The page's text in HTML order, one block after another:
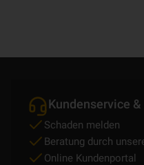
Kundenservice
Schaden melden
Beratung durch
Online Kundenportal